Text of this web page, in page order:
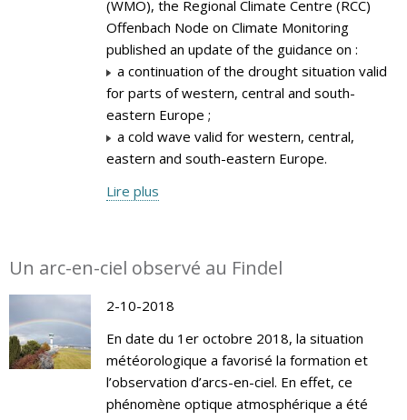
(WMO), the Regional Climate Centre (RCC)
Offenbach Node on Climate Monitoring
published an update of the guidance on :
a continuation of the drought situation valid
for parts of western, central and south-
eastern Europe ;
a cold wave valid for western, central,
eastern and south-eastern Europe.
Lire plus
Un arc-en-ciel observé au Findel
2-10-2018
En date du 1er octobre 2018, la situation
météorologique a favorisé la formation et
l’observation d’arcs-en-ciel. En effet, ce
phénomène optique atmosphérique a été